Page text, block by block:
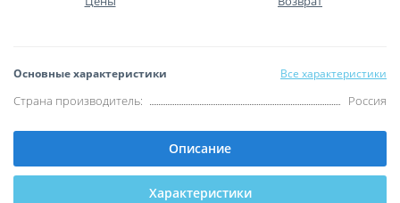
Основные характеристики Все характеристики
Страна производитель: Россия
Описание
Характеристики